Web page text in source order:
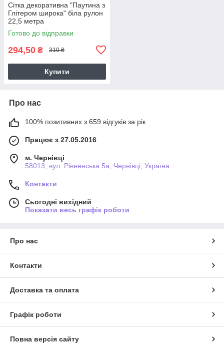
Сітка декоративна "Паутина з
Глітером широка" біла рулон
22,5 метра
Готово до відправки
294,50 ₴ 310 ₴
Купити
Про нас
100% позитивних з 659 відгуків за рік
Працює з 27.05.2016
м. Чернівці
58013, вул. Рівненська 5а, Чернівці, Україна
Контакти
Сьогодні вихідний
Показати весь графік роботи
Про нас
Контакти
Доставка та оплата
Графік роботи
Повна версія сайту